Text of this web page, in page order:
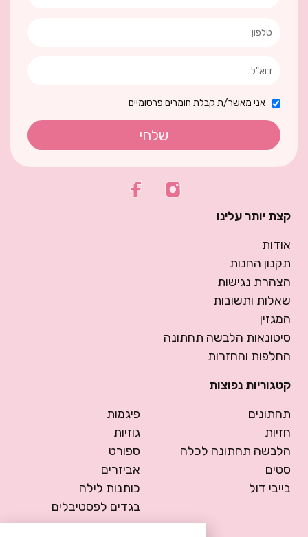
אני מאשר/ת קבלת חומרים פרסומיים
שלחי
קצת יותר עלינו
אודות
תקנון החנות
הצהרת נגישות
שאלות ותשובות
המגזין
סיטונאות הלבשה תחתונה
החלפות והחזרות
קטגוריות נפוצות
תחתונים
חזיות
הלבשה תחתונה לכלה
סטים
בייבי דול
פיגמות
גוזיות
ספורט
אביזרים
כותנות לילה
בגדים לפסטיבלים